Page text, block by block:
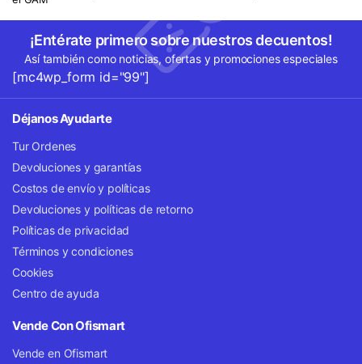
¡Entérate primero sobre nuestros decuentos!
Así también como noticias, ofertas y promociones especiales
[mc4wp_form id="99"]
Déjanos Ayudarte
Tur Ordenes
Devoluciones y garantías
Costos de envío y políticas
Devoluciones y políticas de retorno
Políticas de privacidad
Términos y condiciones
Cookies
Centro de ayuda
Vende Con Ofismart
Vende en Ofismart